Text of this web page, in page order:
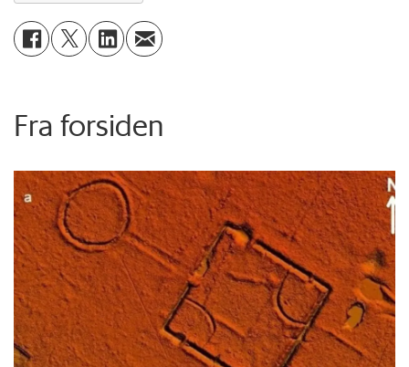
Fra forsiden